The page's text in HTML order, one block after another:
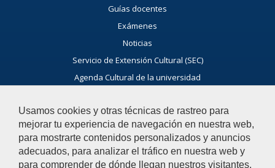
Usamos cookies y otras técnicas de rastreo para
mejorar tu experiencia de navegación en nuestra web,
para mostrarte contenidos personalizados y anuncios
adecuados, para analizar el tráfico en nuestra web y
para comprender de dónde llegan nuestros visitantes.
Guías docentes
Exámenes
Noticias
Servicio de Extensión Cultural (SEC)
Agenda Cultural de la universidad
Ayúdanos a Mejorar
El acceso al buzón exclusivamente se hará en caso de querer
plantear cuestiones que se puedan calificar como incidencia,
reclamación o sugerencia